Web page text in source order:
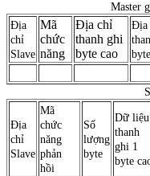
Master
Địa
chỉ
Slave
Mã
chức
năng
Địa chỉ
thanh ghi
byte cao
Địa
Địa
chỉ
Slave
Mã
chức
năng
phản
hồi
Số
lượng
byte
Dữ liệu
thanh
ghi 1
byte